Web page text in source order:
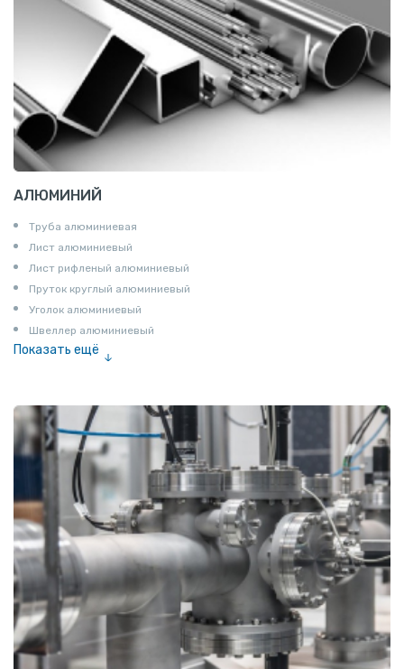
АЛЮМИНИЙ
Труба алюминиевая
Лист алюминиевый
Лист рифленый алюминиевый
Пруток круглый алюминиевый
Уголок алюминиевый
Швеллер алюминиевый
Показать ещё
Шина электротехническая
Алюминиевая плита
Z профиль алюминиевый
Т профиль алюминиевый
Пруток квадратный алюминиевый
Полоса алюминиевая
Пруток шестигранный алюминиевый